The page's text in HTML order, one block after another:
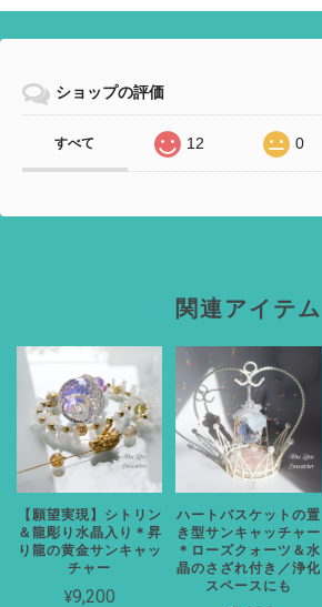
ショップの評価
すべて 12 0
関連アイテム
【願望実現】シトリン
＆龍彫り水晶入り＊昇
り龍の黄金サンキャッ
チャー
¥9,200
ハートバスケットの置
き型サンキャッチャー
＊ローズクォーツ＆水
晶のさざれ付き／浄化
スペースにも